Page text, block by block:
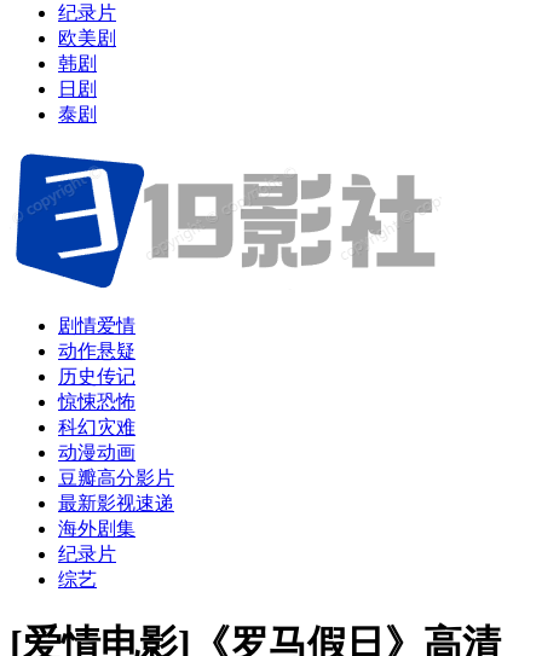
纪录片
欧美剧
韩剧
日剧
泰剧
剧情爱情
动作悬疑
历史传记
惊悚恐怖
科幻灾难
动漫动画
豆瓣高分影片
最新影视速递
海外剧集
纪录片
综艺
[爱情电影]《罗马假日》高清